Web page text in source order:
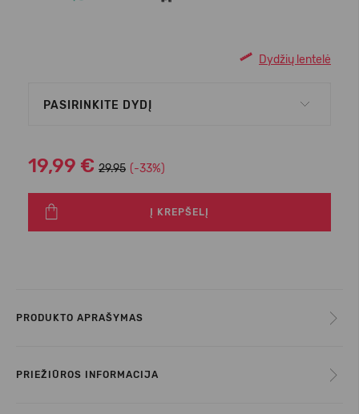
Dydžių lentelė
PASIRINKITE DYDĮ
19,99 € 29.95 (-33%)
Į KREPŠELĮ
PRODUKTO APRAŠYMAS
PRIEŽIŪROS INFORMACIJA